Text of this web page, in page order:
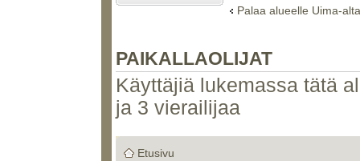
Palaa alueelle Uima-
PAIKALLAOLIJAT
Käyttäjiä lukemassa tätä
ja 3 vierailijaa
Etusivu